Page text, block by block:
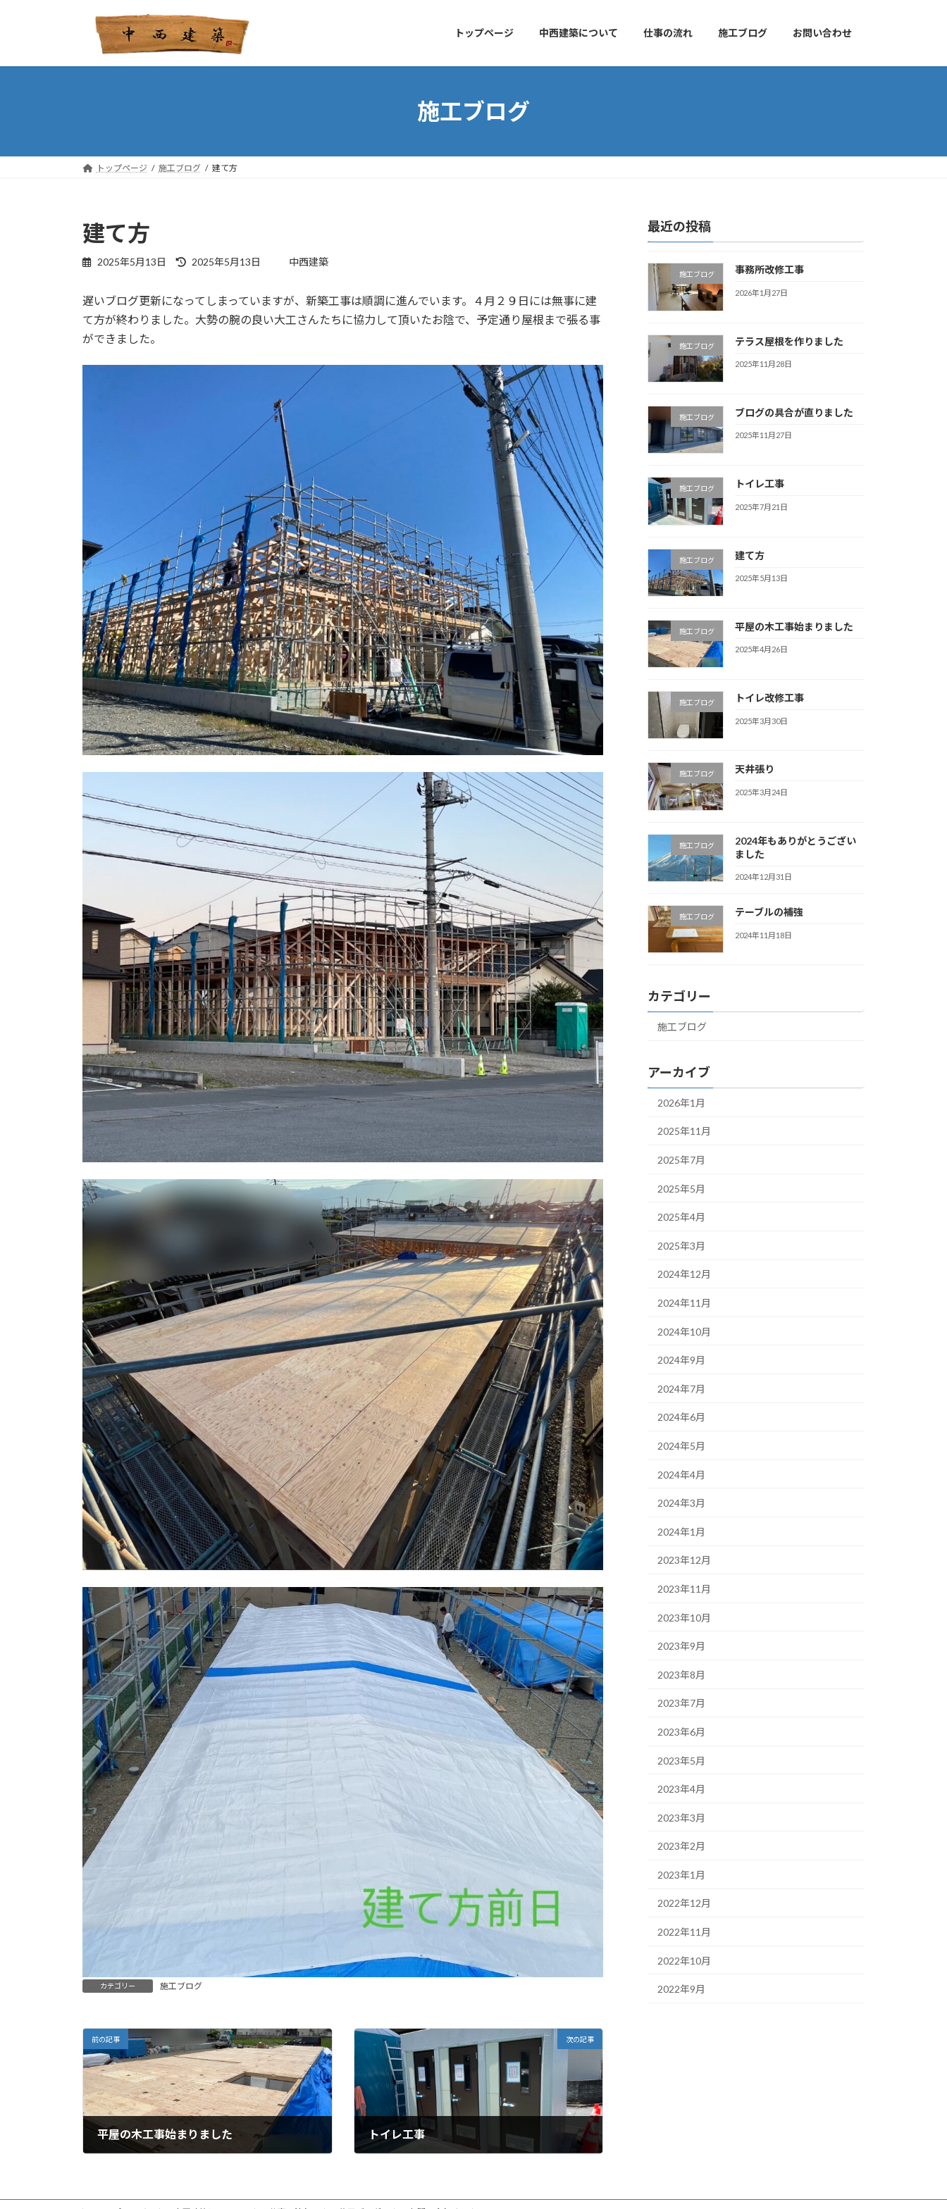
プ
動
トップページ 中西建築について 仕事の流れ 施工ブログ お問い合わせ
施工ブログ
トップページ 施工ブログ 建て方
建て方
2025年5月13日
最
新
日
2025年5月13日 中西建築
遅いブログ更新になってしまっていますが、新築工事は順調に進んでいます。４月２９日には無事に建
て方が終わりました。大勢の腕の良い大工さんたちに協力して頂いたお陰で、予定通り屋根まで張る事
ができました。
カテゴリー 施工ブログ
前の記事
平屋の木工事始まりました
次の記事
トイレ工事
最近の投稿
施工ブログ 事務所改修工事
2026年1月27日
施工ブログ テラス屋根を作りました
2025年11月28日
施工ブログ ブログの具合が直りました
2025年11月27日
施工ブログ トイレ工事
2025年7月21日
施工ブログ 建て方
2025年5月13日
施工ブログ 平屋の木工事始まりました
2025年4月26日
施工ブログ トイレ改修工事
2025年3月30日
施工ブログ 天井張り
2025年3月24日
施工ブログ
2024年もありがとうござい
ました
2024年12月31日
施工ブログ テーブルの補強
2024年11月18日
カテゴリー
施工ブログ
アーカイブ
2026年1月
2025年11月
2025年7月
2025年5月
2025年4月
2025年3月
2024年12月
2024年11月
2024年10月
2024年9月
2024年7月
2024年6月
2024年5月
2024年4月
2024年3月
2024年1月
2023年12月
2023年11月
2023年10月
2023年9月
2023年8月
2023年7月
2023年6月
2023年5月
2023年4月
2023年3月
2023年2月
2023年1月
2022年12月
2022年11月
2022年10月
2022年9月